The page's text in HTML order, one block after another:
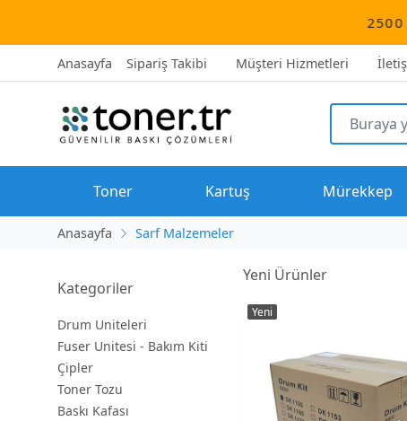
2500 TL üzeri
Anasayfa Sipariş Takibi Müşteri Hizmetleri
Toner Kartuş Mürekkep
Anasayfa Sarf Malzemeler
Kategoriler
Drum Uniteleri
Fuser Unitesi - Bakım Kiti
Çipler
Toner Tozu
Baskı Kafası
Yeni Ürünler
Yeni